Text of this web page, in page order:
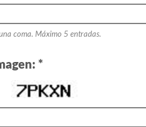
coma. Máximo 5 entradas.
*